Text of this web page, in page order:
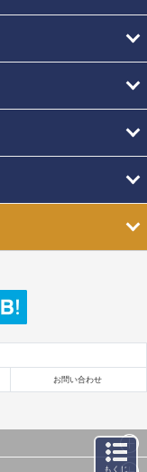
お問い合わせ
もくじ